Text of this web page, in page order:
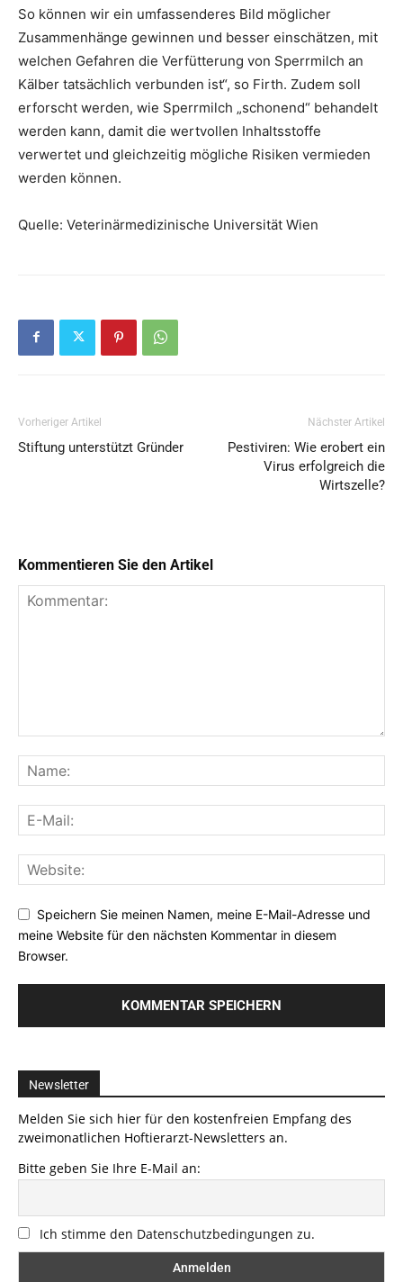
So können wir ein umfassenderes Bild möglicher
Zusammenhänge gewinnen und besser einschätzen, mit
welchen Gefahren die Verfütterung von Sperrmilch an
Kälber tatsächlich verbunden ist“, so Firth. Zudem soll
erforscht werden, wie Sperrmilch „schonend“ behandelt
werden kann, damit die wertvollen Inhaltsstoffe
verwertet und gleichzeitig mögliche Risiken vermieden
werden können.
Quelle: Veterinärmedizinische Universität Wien
Vorheriger Artikel
Stiftung unterstützt Gründer
Nächster Artikel
Pestiviren: Wie erobert ein
Virus erfolgreich die
Wirtszelle?
Kommentieren Sie den Artikel
Speichern Sie meinen Namen, meine E-Mail-Adresse und
meine Website für den nächsten Kommentar in diesem
Browser.
Newsletter
Melden Sie sich hier für den kostenfreien Empfang des
zweimonatlichen Hoftierarzt-Newsletters an.
Bitte geben Sie Ihre E-Mail an:
Ich stimme den Datenschutzbedingungen zu.